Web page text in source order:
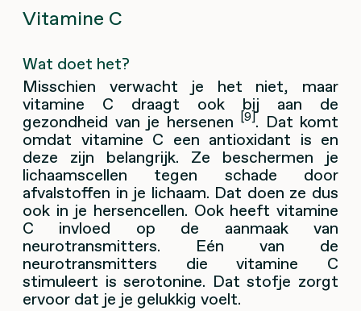
Vitamine C
Wat doet het?
Misschien verwacht je het niet, maar
vitamine C draagt ook bij aan de
gezondheid van je hersenen [9]. Dat komt
omdat vitamine C een antioxidant is en
deze zijn belangrijk. Ze beschermen je
lichaamscellen tegen schade door
afvalstoffen in je lichaam. Dat doen ze dus
ook in je hersencellen. Ook heeft vitamine
C invloed op de aanmaak van
neurotransmitters. Eén van de
neurotransmitters die vitamine C
stimuleert is serotonine. Dat stofje zorgt
ervoor dat je je gelukkig voelt.